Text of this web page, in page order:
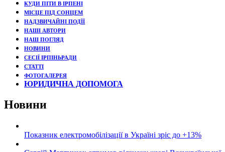
КУДИ ПІТИ В ІРПЕНІ
МІСЦЕ ПІД СОНЦЕМ
НАДЗВИЧАЙНІ ПОДЇЇ
НАШІ АВТОРИ
НАШ ПОГЛЯД
НОВИНИ
СЕСІЇ ІРПІНЬРАДИ
СТАТТІ
ФОТОГАЛЕРЕЯ
ЮРИДИЧНА ДОПОМОГА
Новини
Показник електромобілізації в Україні зріс до +13%